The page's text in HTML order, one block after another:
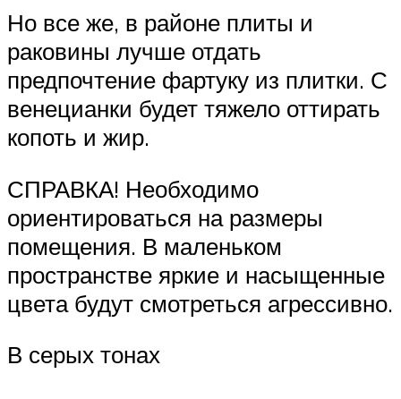
Но все же, в районе плиты и
раковины лучше отдать
предпочтение фартуку из плитки. С
венецианки будет тяжело оттирать
копоть и жир.
СПРАВКА! Необходимо
ориентироваться на размеры
помещения. В маленьком
пространстве яркие и насыщенные
цвета будут смотреться агрессивно.
В серых тонах